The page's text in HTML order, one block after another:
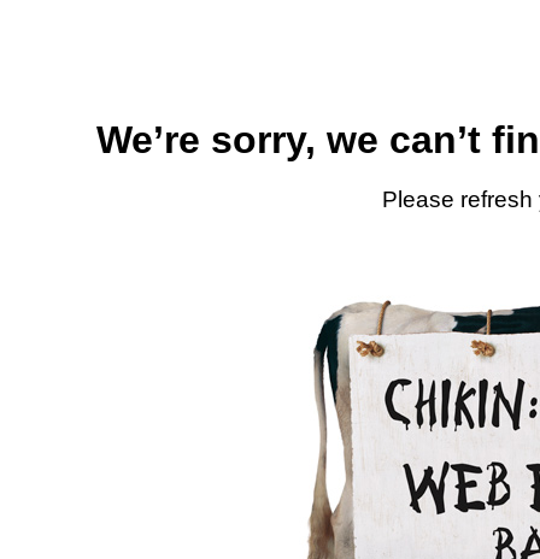
We’re sorry, we can’t
Please refresh